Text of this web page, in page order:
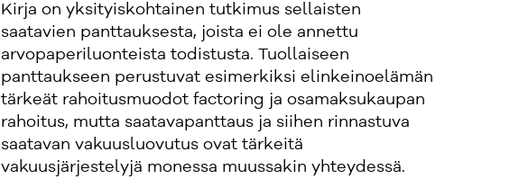
Kirja on yksityiskohtainen tutkimus sellaisten
saatavien panttauksesta, joista ei ole annettu
arvopaperiluonteista todistusta. Tuollaiseen
panttaukseen perustuvat esimerkiksi elinkeinoelämän
tärkeät rahoitusmuodot factoring ja osamaksukaupan
rahoitus, mutta saatavapanttaus ja siihen rinnastuva
saatavan vakuusluovutus ovat tärkeitä
vakuusjärjestelyjä monessa muussakin yhteydessä.